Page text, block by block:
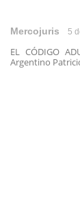
Mercojuris 5
EL CÓDIGO
Argentino